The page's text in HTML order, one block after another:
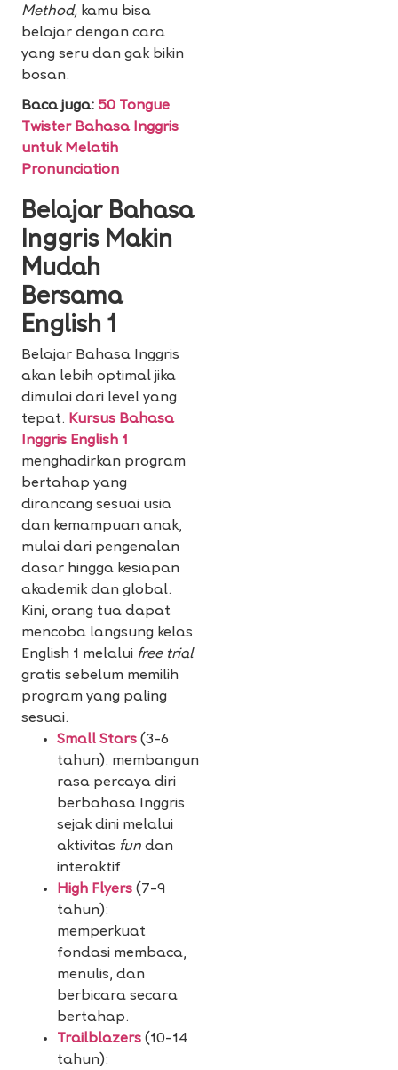
Method, kamu bisa
belajar dengan cara
yang seru dan gak bikin
bosan.
Baca juga: 50 Tongue
Twister Bahasa Inggris
untuk Melatih
Pronunciation
Belajar Bahasa
Inggris Makin
Mudah
Bersama
English 1
Belajar Bahasa Inggris
akan lebih optimal jika
dimulai dari level yang
tepat. Kursus Bahasa
Inggris English 1
menghadirkan program
bertahap yang
dirancang sesuai usia
dan kemampuan anak,
mulai dari pengenalan
dasar hingga kesiapan
akademik dan global.
Kini, orang tua dapat
mencoba langsung kelas
English 1 melalui free trial
gratis sebelum memilih
program yang paling
sesuai.
Small Stars (3–6
tahun): membangun
rasa percaya diri
berbahasa Inggris
sejak dini melalui
aktivitas fun dan
interaktif.
High Flyers (7–9
tahun):
memperkuat
fondasi membaca,
menulis, dan
berbicara secara
bertahap.
Trailblazers (10–14
tahun):